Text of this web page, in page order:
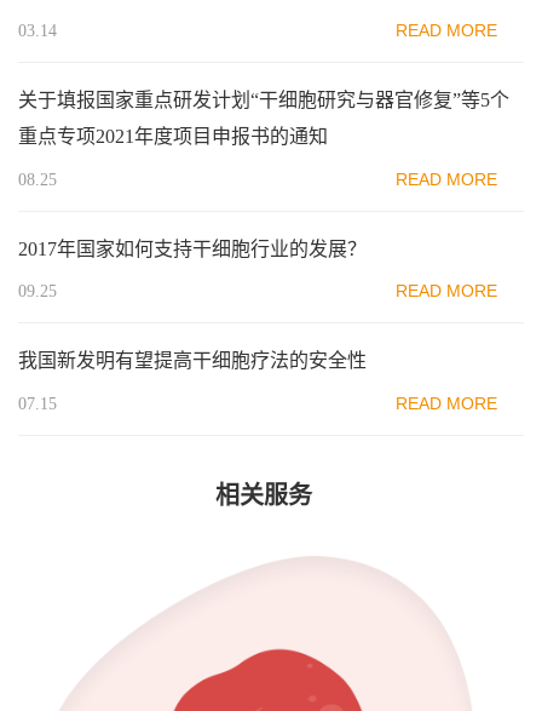
03.14 READ MORE
关于填报国家重点研发计划“干细胞研究与器官修复”等5个
重点专项2021年度项目申报书的通知
08.25 READ MORE
2017年国家如何支持干细胞行业的发展？
09.25 READ MORE
我国新发明有望提高干细胞疗法的安全性
07.15 READ MORE
相关服务